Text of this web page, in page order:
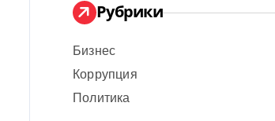
Рубрики
Бизнес
Коррупция
Политика